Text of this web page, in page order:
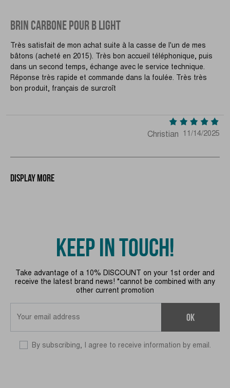
BRIN CARBONE POUR B LIGHT
Très satisfait de mon achat suite à la casse de l'un de mes
bâtons (acheté en 2015). Très bon accueil téléphonique, puis
dans un second temps, échange avec le service technique.
Réponse très rapide et commande dans la foulée. Très très
bon produit, français de surcroît
Christian 11/14/2025
Display more
KEEP IN TOUCH!
Take advantage of a 10% DISCOUNT on your 1st order and
receive the latest brand news! *cannot be combined with any
other current promotion
OK
By subscribing, I agree to receive information by email.